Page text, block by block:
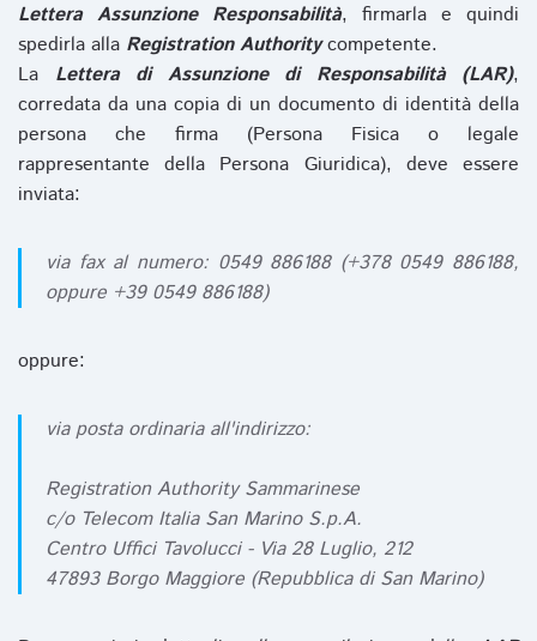
Lettera Assunzione Responsabilità, firmarla e quindi
spedirla alla Registration Authoritycompetente.
La Lettera di Assunzione di Responsabilità (LAR),
corredata da una copia di un documento di identità della
persona che firma (Persona Fisica o legale
rappresentante della Persona Giuridica), deve essere
inviata:
via fax al numero: 0549 886188 (+378 0549 886188,
oppure +39 0549 886188)
oppure:
via posta ordinaria all'indirizzo:
Registration Authority Sammarinese
c/o Telecom Italia San Marino S.p.A.
Centro Uffici Tavolucci - Via 28 Luglio, 212
47893 Borgo Maggiore (Repubblica di San Marino)